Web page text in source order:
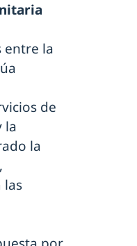
entre la
de
la
la
las